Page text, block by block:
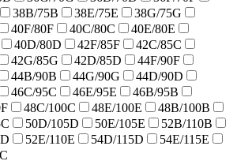
38B/75B 38E/75E
38G/75G
40F/80F 40C/80C
40E/80E
40D/80D 42F/85F
42C/85C
42G/85G 42D/85D
44F/90F
44B/90B 44G/90G
44D/90D
46C/95C 46E/95E
46B/95B
48C/100C 48E/100E
48B/100B
50D/105D 50E/105E
52B/110B
52E/110E 54D/115D
54E/115E